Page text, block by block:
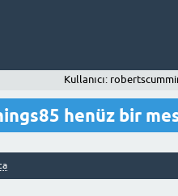
Kullanıcı:
henüz bir